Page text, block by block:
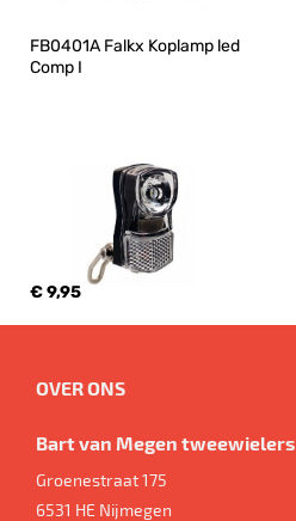
FB0401A Falkx Koplamp led
Comp I
€ 9,95
OVER ONS
Bart van Megen tweewielers
Groenestraat 175
6531 HE Nijmegen